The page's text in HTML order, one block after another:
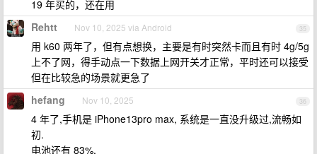
19 年买的，还在用
35
Rehtt Nov 10, 2025 via Android
用 k60 两年了，但有点想换，主要是有时突然卡而且有时 4g/5g
上不了网，得手动点一下数据上网开关才正常，平时还可以接受
但在比较急的场景就更急了
36
hefang Nov 10, 2025
4 年了,手机是 iPhone13pro max, 系统是一直没升级过,流畅如
初.
电池还有 83%.